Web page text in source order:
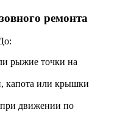
ремонта
рыжие точки на
капота или крышки
движении по